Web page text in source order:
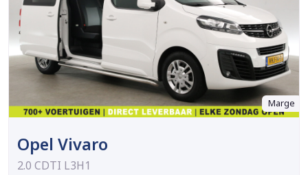
Marge
Opel Vivaro
2.0 CDTI L3H1